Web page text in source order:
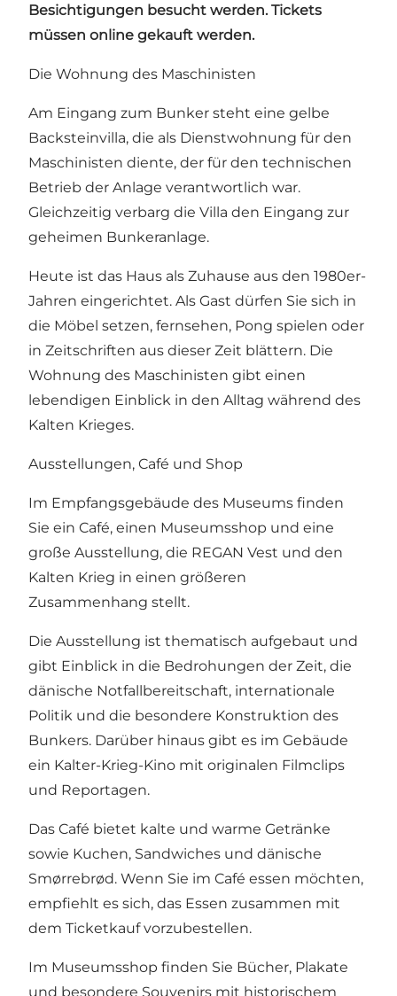
Besichtigungen besucht werden. Tickets
müssen online gekauft werden.
Die Wohnung des Maschinisten
Am Eingang zum Bunker steht eine gelbe
Backsteinvilla, die als Dienstwohnung für den
Maschinisten diente, der für den technischen
Betrieb der Anlage verantwortlich war.
Gleichzeitig verbarg die Villa den Eingang zur
geheimen Bunkeranlage.
Heute ist das Haus als Zuhause aus den 1980er-
Jahren eingerichtet. Als Gast dürfen Sie sich in
die Möbel setzen, fernsehen, Pong spielen oder
in Zeitschriften aus dieser Zeit blättern. Die
Wohnung des Maschinisten gibt einen
lebendigen Einblick in den Alltag während des
Kalten Krieges.
Ausstellungen, Café und Shop
Im Empfangsgebäude des Museums finden
Sie ein Café, einen Museumsshop und eine
große Ausstellung, die REGAN Vest und den
Kalten Krieg in einen größeren
Zusammenhang stellt.
Die Ausstellung ist thematisch aufgebaut und
gibt Einblick in die Bedrohungen der Zeit, die
dänische Notfallbereitschaft, internationale
Politik und die besondere Konstruktion des
Bunkers. Darüber hinaus gibt es im Gebäude
ein Kalter-Krieg-Kino mit originalen Filmclips
und Reportagen.
Das Café bietet kalte und warme Getränke
sowie Kuchen, Sandwiches und dänische
Smørrebrød. Wenn Sie im Café essen möchten,
empfiehlt es sich, das Essen zusammen mit
dem Ticketkauf vorzubestellen.
Im Museumsshop finden Sie Bücher, Plakate
und besondere Souvenirs mit historischem